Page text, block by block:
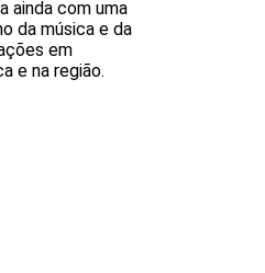
ainda com uma
da música e da
em
e na região.